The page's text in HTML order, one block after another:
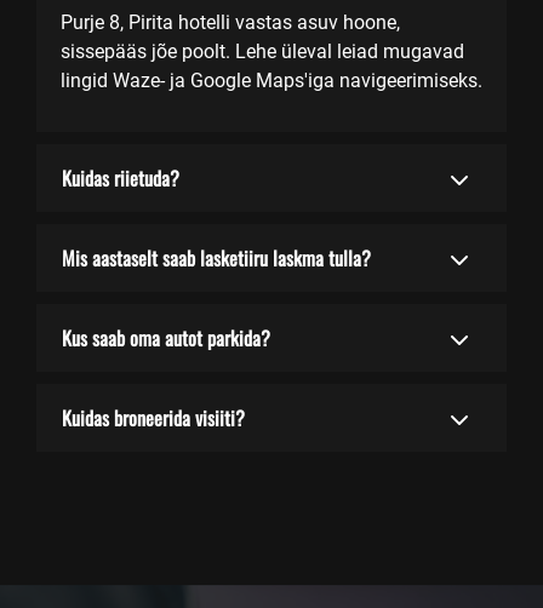
Purje 8, Pirita hotelli vastas asuv hoone,
sissepääs jõe poolt. Lehe üleval leiad mugavad
lingid Waze- ja Google Maps'iga navigeerimiseks.
Kuidas riietuda?
Mis aastaselt saab lasketiiru laskma tulla?
Kus saab oma autot parkida?
Kuidas broneerida visiiti?